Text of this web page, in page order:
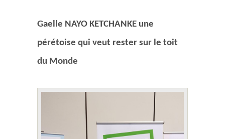
Gaelle NAYO KETCHANKE une
pérétoise qui veut rester sur le toit
du Monde